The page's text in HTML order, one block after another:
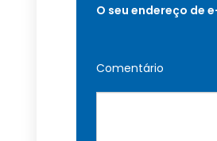
O seu endereço de
Comentário